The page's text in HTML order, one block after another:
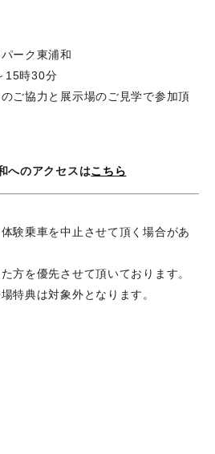
パーク東浦和
15時30分
ご協力と展示場のご見学で参加頂
へのアクセスはこちら
験乗車を中止させて頂く場合があ
方を優先させて頂いております。
特典は対象外となります。